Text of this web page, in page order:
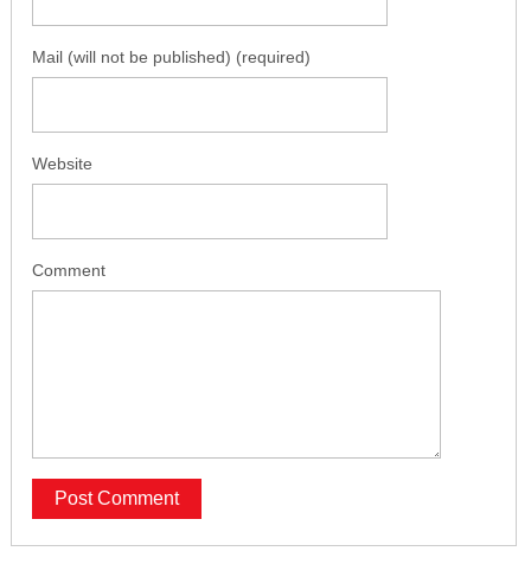
Mail (will not be published) (required)
Website
Comment